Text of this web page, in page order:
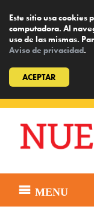
Este sitio usa cookies
computadora. Al
uso de las mismas.
Aviso de privacidad.
ACEPTAR
content
MENU